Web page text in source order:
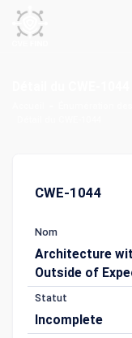
CWE-1044
Nom
Architecture
Outside of
Statut
Incomplete